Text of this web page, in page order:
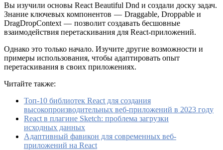
Вы изучили основы React Beautiful Dnd и создали доску задач.
Знание ключевых компонентов — Draggable, Droppable и
DragDropContext — позволит создавать бесшовные
взаимодействия перетаскивания для React-приложений.
Однако это только начало. Изучите другие возможности и
примеры использования, чтобы адаптировать опыт
перетаскивания в своих приложениях.
Читайте также:
Топ-10 библиотек React для создания
высокопроизводительных веб-приложений в 2023 году
React в плагине Sketch: проблема загрузки
исходных данных
Адаптивный фавикон для современных веб-
приложений на React